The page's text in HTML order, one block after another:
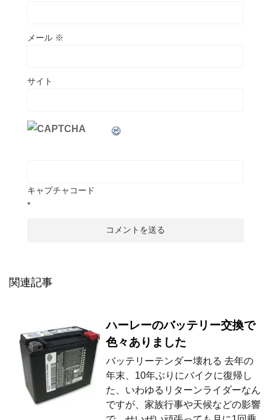
メール ※
サイト
キャプチャコード
*
関連記事
ハーレーのバッテリー交換で
色々ありました
バッテリーテンダー壊れる 去年の
年末、10年ぶりにバイクに復帰し
た、いわゆるリターンライダーなん
ですが、家族行事や天候などの影響